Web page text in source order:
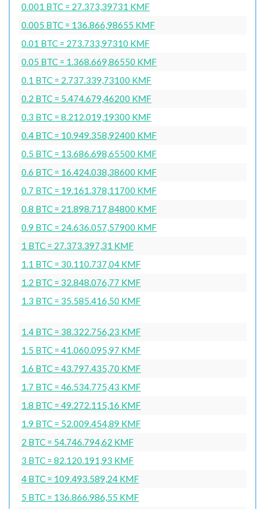
0.001 BTC = 27.373,39731 KMF
0.005 BTC = 136.866,98655 KMF
0.01 BTC = 273.733,97310 KMF
0.05 BTC = 1.368.669,86550 KMF
0.1 BTC = 2.737.339,73100 KMF
0.2 BTC = 5.474.679,46200 KMF
0.3 BTC = 8.212.019,19300 KMF
0.4 BTC = 10.949.358,92400 KMF
0.5 BTC = 13.686.698,65500 KMF
0.6 BTC = 16.424.038,38600 KMF
0.7 BTC = 19.161.378,11700 KMF
0.8 BTC = 21.898.717,84800 KMF
0.9 BTC = 24.636.057,57900 KMF
1 BTC = 27.373.397,31 KMF
1.1 BTC = 30.110.737,04 KMF
1.2 BTC = 32.848.076,77 KMF
1.3 BTC = 35.585.416,50 KMF
1.4 BTC = 38.322.756,23 KMF
1.5 BTC = 41.060.095,97 KMF
1.6 BTC = 43.797.435,70 KMF
1.7 BTC = 46.534.775,43 KMF
1.8 BTC = 49.272.115,16 KMF
1.9 BTC = 52.009.454,89 KMF
2 BTC = 54.746.794,62 KMF
3 BTC = 82.120.191,93 KMF
4 BTC = 109.493.589,24 KMF
5 BTC = 136.866.986,55 KMF